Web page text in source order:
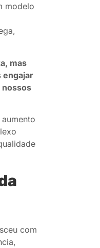
modelo
mas
engajar
nossos
com